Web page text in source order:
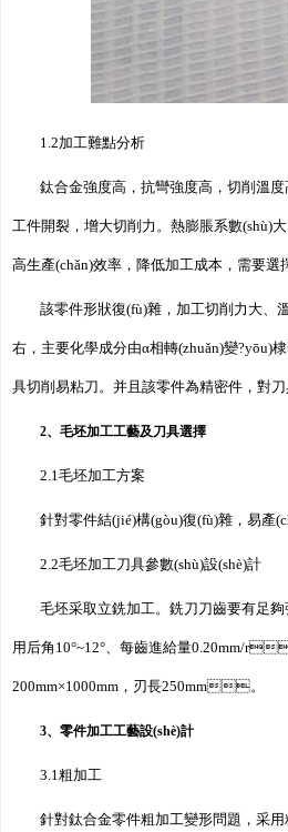
1.2加工難點分析
鈦合金強度高，抗彎強度高，切削
工件開裂，增大切削力。熱膨脹系數(shù)大
高生產(chǎn)效率，降低加工成本，需要
該零件形狀復(fù)雜，加工切削力大
右，主要化學成分由α相轉(zhuǎn)變?yōu)棣
具切削易粘刀。并且該零件為精密件，對
2、毛坯加工工藝及刀具選擇
2.1毛坯加工方案
針對零件結(jié)構(gòu)復(fù)雜，易產
2.2毛坯加工刀具參數(shù)設(shè)計
毛坯采取立銑加工。銑刀刀齒要有足
用后角10°~12°、每齒進給量
200mm×1000mm，刃長250mm。
3、零件加工工藝設(shè)計
3.1粗加工
針對鈦合金零件粗加工變形問題